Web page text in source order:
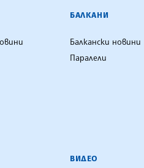
АГЕНЦИЯ
БАЛКАНИ
Балкански новини
Паралели
ВИДЕО